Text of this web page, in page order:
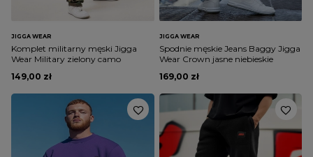
JIGGA WEAR
Komplet militarny męski Jigga
Wear Military zielony camo
149,00 zł
JIGGA WEAR
Spodnie męskie Jeans Baggy Jigga
Wear Crown jasne niebieskie
169,00 zł